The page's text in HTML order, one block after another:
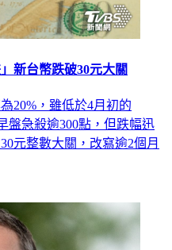
新台幣跌破30元大關
20%，雖低於4月初的
盤急殺逾300點，但跌幅迅
元整數大關，改寫逾2個月